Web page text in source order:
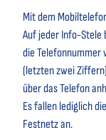
Mit dem
Auf jeder Info-Stele
die Telefonnummer
(letzten zwei
über das Telefon
Es fallen lediglich
Festnetz an.